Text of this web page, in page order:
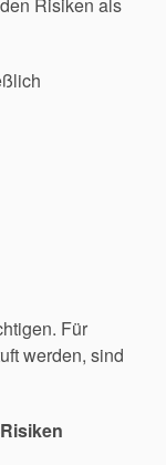
Risiken als
Für
werden, sind